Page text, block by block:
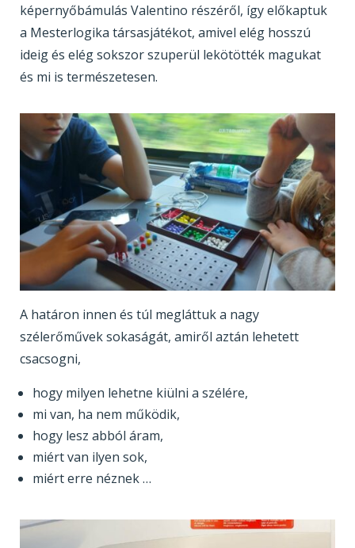
képernyőbámulás Valentino részéről, így előkaptuk
a Mesterlogika társasjátékot, amivel elég hosszú
ideig és elég sokszor szuperül lekötötték magukat
és mi is természetesen.
A határon innen és túl megláttuk a nagy
szélerőművek sokaságát, amiről aztán lehetett
csacsogni,
hogy milyen lehetne kiülni a szélére,
mi van, ha nem működik,
hogy lesz abból áram,
miért van ilyen sok,
miért erre néznek …